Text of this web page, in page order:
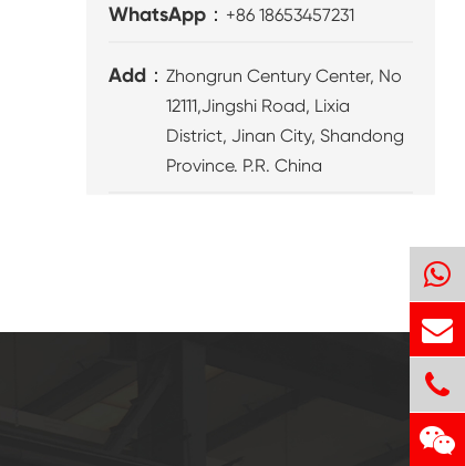
WhatsApp： +86 18653457231
Add：Zhongrun Century Center, No
12111,Jingshi Road, Lixia
District, Jinan City, Shandong
Province. P.R. China